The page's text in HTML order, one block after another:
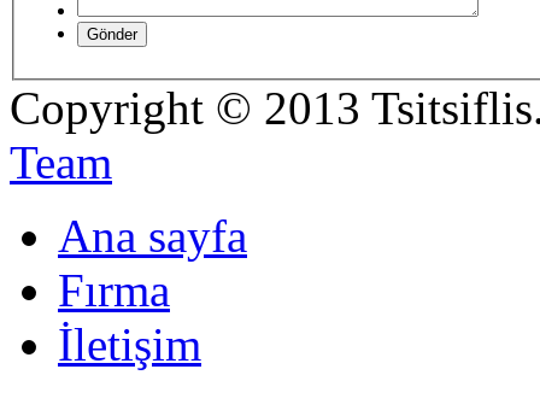
Copyright © 2013
Team
Ana sayfa
Fırma
İletişim